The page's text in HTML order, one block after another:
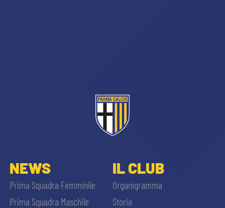
NEWS
Prima Squadra Femminile
Prima Squadra Maschile
IL CLUB
Organigramma
Storia